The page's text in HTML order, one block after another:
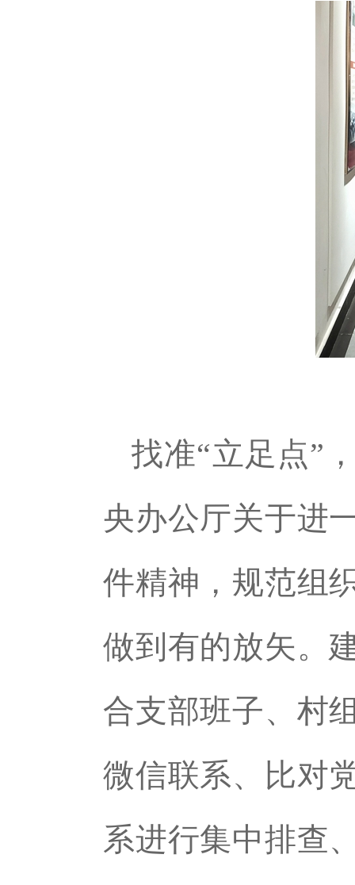
找准“立足点”
央办公厅关于进
件精神，规范组
做到有的放矢。
合支部班子、村
微信联系、比对
系进行集中排查